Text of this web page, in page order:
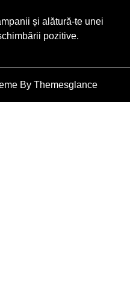
și alătură-te unei
pozitive.
By Themesglance